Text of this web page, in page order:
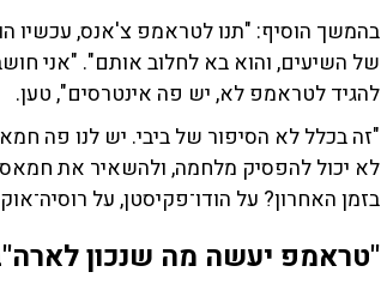
בהמשך הוסיף: "תנו לטראמפ צ'אנס, עכשיו
של השיעים, והוא בא לחלוב אותם". "אני
להגיד לטראמפ לא, יש פה אינטרסים", טען.
לא יכול להפסיק מלחמה, ולהשאיר את
בזמן האחרון? על הודו־פקיסטן, על
"טראמפ יעשה מה שנכון